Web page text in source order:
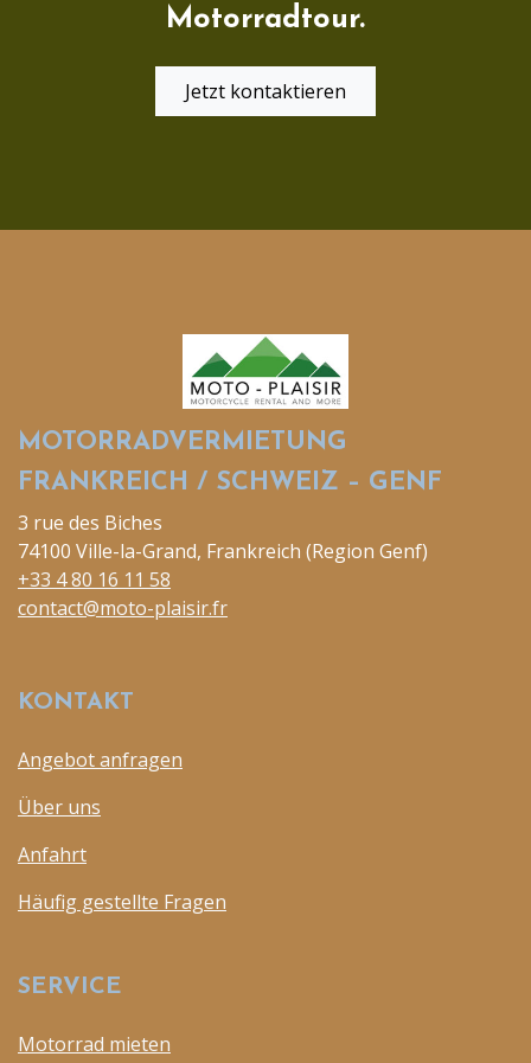
Motorradtour.
Jetzt kontaktieren
MOTORRADVERMIETUNG
FRANKREICH / SCHWEIZ – GENF
3 rue des Biches
74100 Ville-la-Grand, Frankreich (Region Genf)
+33 4 80 16 11 58
contact@moto-plaisir.fr
KONTAKT
Angebot anfragen
Über uns
Anfahrt
Häufig gestellte Fragen
SERVICE
Motorrad mieten